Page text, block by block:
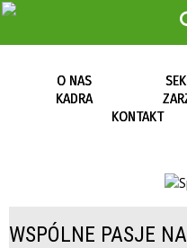
O NAS
KADRA
KONTAKT
WSPÓLNE PASJE